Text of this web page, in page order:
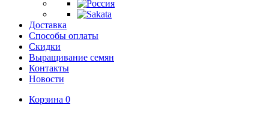
Доставка
Способы оплаты
Скидки
Выращивание семян
Контакты
Новости
Корзина 0